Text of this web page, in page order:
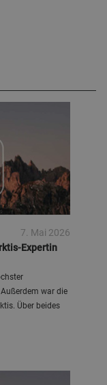
7. Mai 2026
Expertin
war die
Über beides